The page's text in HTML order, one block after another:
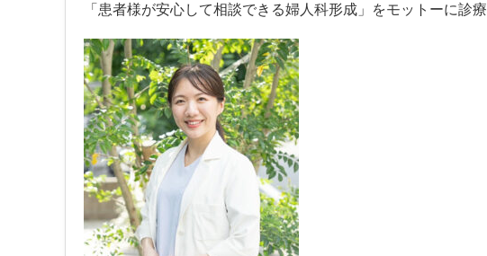
「患者様が安心して相談できる婦人科形成」をモットーに診療